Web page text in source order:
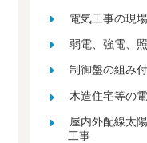
電気工事の現
弱電、強電、
制御盤の組み
木造住宅等の
屋内外配線太
工事